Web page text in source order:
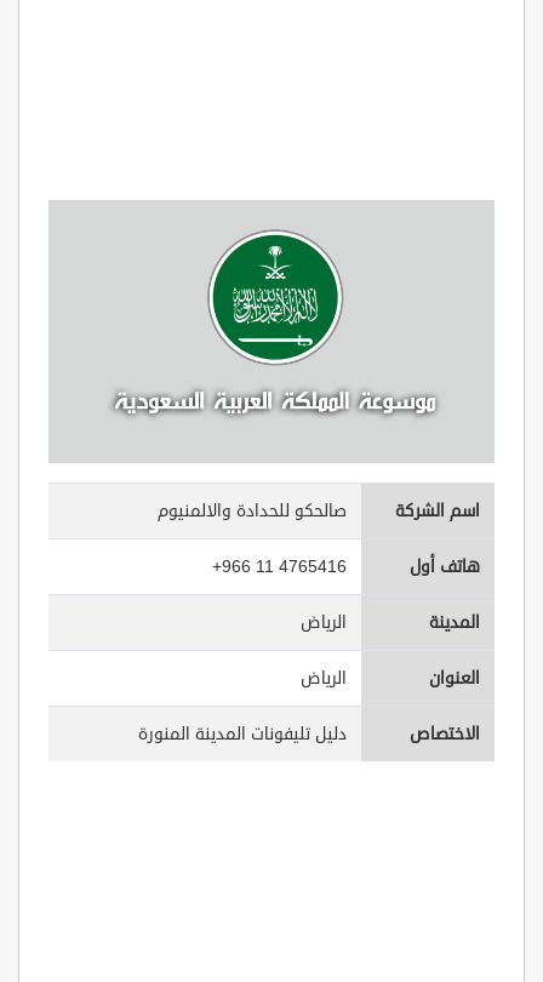
اسم الشركة صالحكو للحدادة والالمنيوم
هاتف أول +966 11 4765416
المدينة الرياض
العنوان الرياض
الاختصاص دليل تليفونات المدينة المنورة